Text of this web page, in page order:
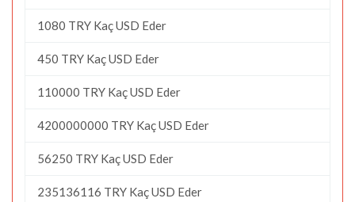
1080 TRY Kaç USD Eder
450 TRY Kaç USD Eder
110000 TRY Kaç USD Eder
4200000000 TRY Kaç USD Eder
56250 TRY Kaç USD Eder
235136116 TRY Kaç USD Eder